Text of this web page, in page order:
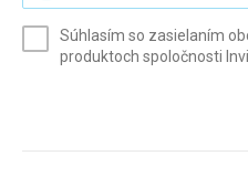
(povinné)
Súhlasím so zasielaním
produktoch spoločnosti